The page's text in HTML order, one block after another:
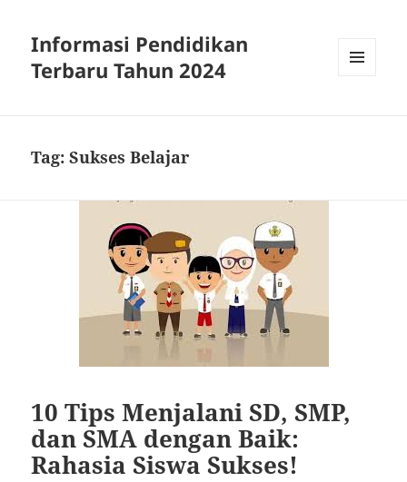
Informasi Pendidikan
Terbaru Tahun 2024
Tag:Sukses Belajar
10 Tips Menjalani SD, SMP,
dan SMA dengan Baik:
Rahasia Siswa Sukses!